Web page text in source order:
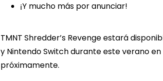
¡Y mucho más por anunciar!
TMNT Shredder’s Revenge estará
y Nintendo Switch durante este verano
próximamente.